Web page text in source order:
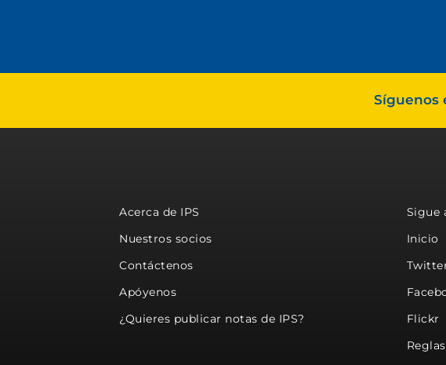
Síguenos
Acerca de IPS
Nuestros socios
Contáctenos
Apóyenos
¿Quieres publicar notas de IPS?
Sigue
Inicio
Flickr